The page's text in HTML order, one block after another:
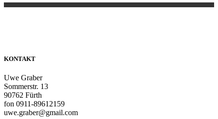
KONTAKT
Uwe Graber
Sommerstr. 13
90762 Fürth
fon 0911-89612159
uwe.graber@gmail.com